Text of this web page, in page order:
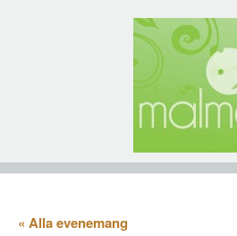
« Alla evenemang